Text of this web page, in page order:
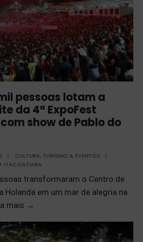
pessoas lotam a
da 4ª ExpoFest
show de Pablo do
| CULTURA, TURISMO & EVENTOS
|
ITACOATIARA
transformaram o Centro de
Holanda em um mar de alegria na
mais →